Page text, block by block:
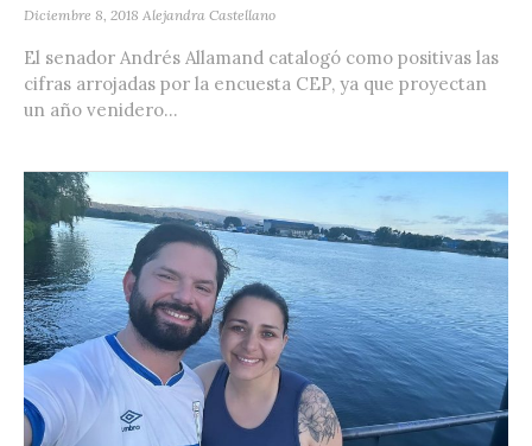
Diciembre 8, 2018 Alejandra Castellano
El senador Andrés Allamand catalogó como positivas las
cifras arrojadas por la encuesta CEP, ya que proyectan
un año venidero...